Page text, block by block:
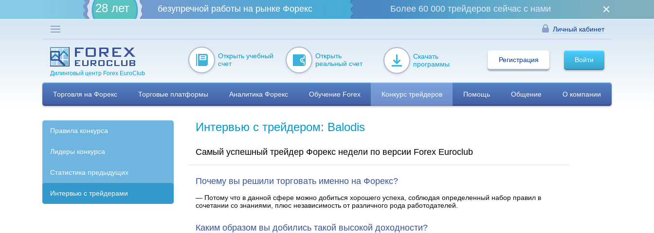
28 лет безупречной работы на рынке Форекс Более 60 000 трейдеров сейчас с нами
Личный кабинет
Дилинговый центр Forex EuroClub
Открыть учебный
счет
Открыть
реальный счет
Скачать
программы
Войти
Регистрация
Торговля на Форекс Торговые платформы Аналитика Форекс Обучение Forex Конкурс трейдеров Помощь Общение О компании
Правила конкурса
Лидеры конкурса
Статистика предыдущих
Интервью с трейдерами
Интервью с трейдером: Balodis
Самый успешный трейдер Форекс недели по версии Forex Euroclub
Почему вы решили торговать именно на Форекс?
— Потому что в данной сфере можно добиться хорошего успеха, соблюдая определенный набор правил в
сочетании со знаниями, плюс независимость от различного рода работодателей.
Каким образом вы добились такой высокой доходности?